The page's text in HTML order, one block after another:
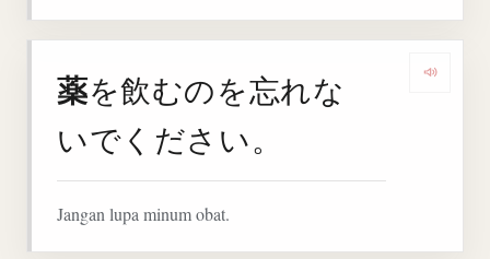
薬を飲むのを忘れな
いでください。
Jangan lupa minum obat.